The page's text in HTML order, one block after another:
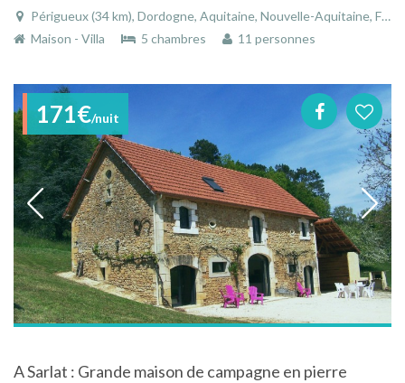
Périgueux (34 km), Dordogne, Aquitaine, Nouvelle-Aquitaine, France
Maison - Villa
5 chambres 11 personnes
171€/nuit
A Sarlat : Grande maison de campagne en pierre